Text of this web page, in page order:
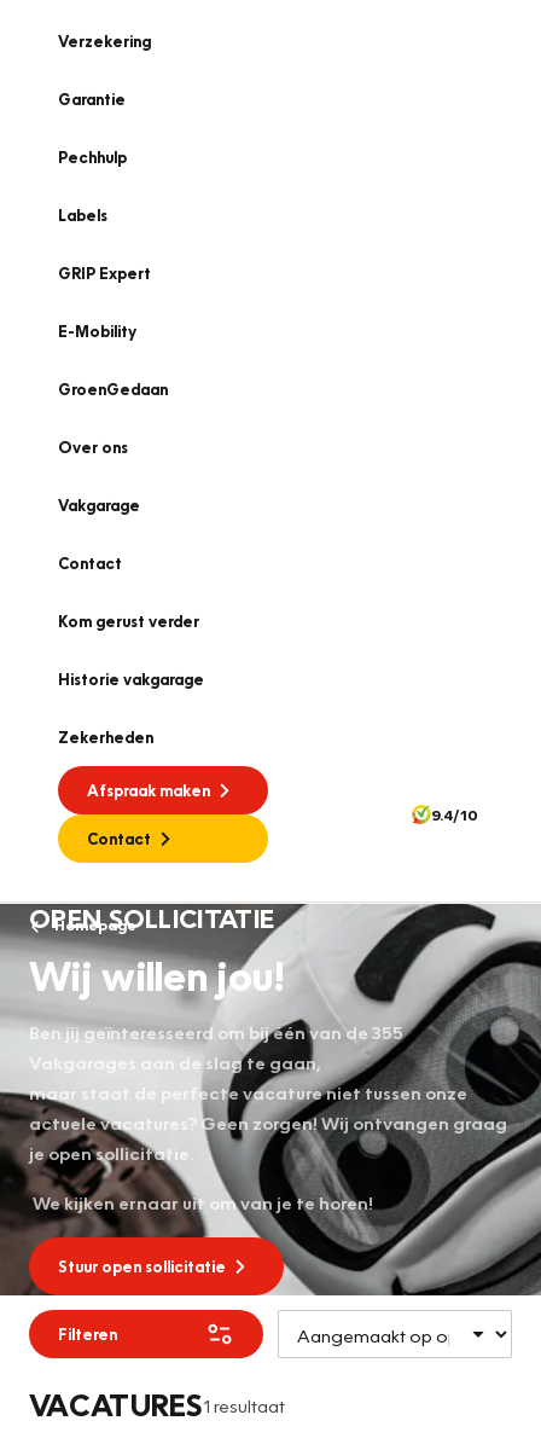
Verzekering
Garantie
Pechhulp
Labels
GRIP Expert
E-Mobility
GroenGedaan
Over ons
Vakgarage
Contact
Kom gerust verder
Historie vakgarage
Zekerheden
Afspraak maken
Contact
9.4/10
Homepage
OPEN SOLLICITATIE
Wij willen jou!
Ben jij geïnteresseerd om bij één van de 355
Vakgarages aan de slag te gaan,
maar staat de perfecte vacature niet tussen onze
actuele vacatures? Geen zorgen! Wij ontvangen graag
je open sollicitatie.
We kijken ernaar uit om van je te horen!
Stuur open sollicitatie
Filteren
VACATURES1 resultaat